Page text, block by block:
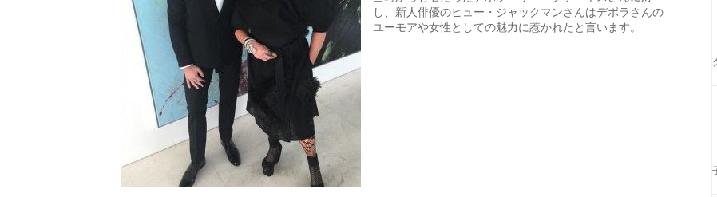
し、新人俳優のヒュー・ジャックマンさんはデボラさんの
ユーモアや女性としての魅力に惹かれたと言います。